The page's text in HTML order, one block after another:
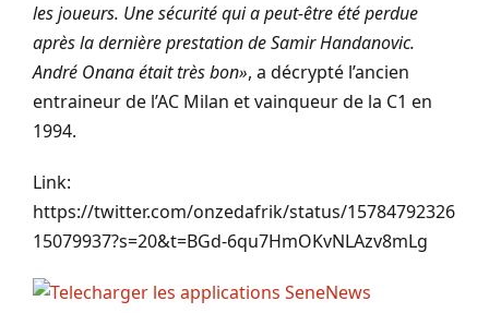
les joueurs. Une sécurité qui a peut-être été perdue
après la dernière prestation de Samir Handanovic.
André Onana était très bon», a décrypté l’ancien
entraineur de l’AC Milan et vainqueur de la C1 en
1994.
Link:
https://twitter.com/onzedafrik/status/15784792326
15079937?s=20&t=BGd-6qu7HmOKvNLAzv8mLg